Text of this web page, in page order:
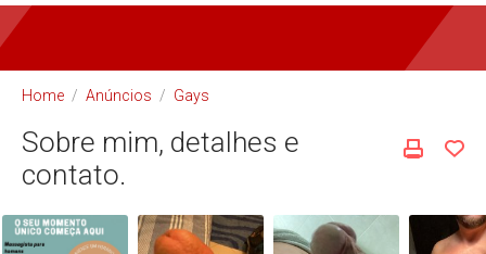
Home / Anúncios / Gays
Sobre mim, detalhes e
contato.